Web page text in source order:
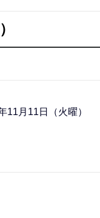
11月11日（火曜）